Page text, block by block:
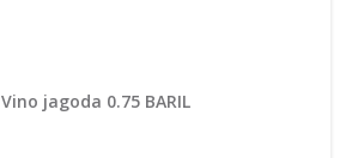
Vino jagoda 0.75 BARIL